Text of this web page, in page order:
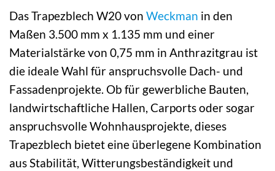
Das Trapezblech W20 von Weckman in den
Maßen 3.500 mm x 1.135 mm und einer
Materialstärke von 0,75 mm in Anthrazitgrau ist
die ideale Wahl für anspruchsvolle Dach- und
Fassadenprojekte. Ob für gewerbliche Bauten,
landwirtschaftliche Hallen, Carports oder sogar
anspruchsvolle Wohnhausprojekte, dieses
Trapezblech bietet eine überlegene Kombination
aus Stabilität, Witterungsbeständigkeit und